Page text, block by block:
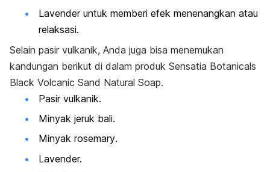
Lavender untuk memberi efek menenangkan atau
relaksasi.
Selain pasir vulkanik, Anda juga bisa menemukan
kandungan berikut di dalam produk Sensatia Botanicals
Black Volcanic Sand Natural Soap.
Pasir vulkanik.
Minyak jeruk bali.
Minyak rosemary.
Lavender.